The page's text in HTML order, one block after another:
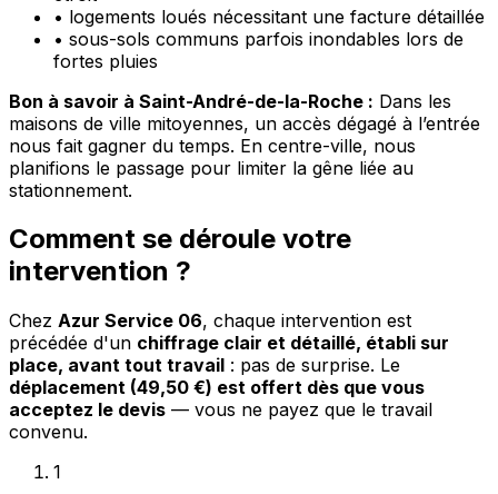
• logements loués nécessitant une facture détaillée
• sous-sols communs parfois inondables lors de
fortes pluies
Bon à savoir à Saint-André-de-la-Roche : Dans les
maisons de ville mitoyennes, un accès dégagé à l’entrée
nous fait gagner du temps. En centre-ville, nous
planifions le passage pour limiter la gêne liée au
stationnement.
Comment se déroule votre
intervention ?
Chez Azur Service 06, chaque intervention est
précédée d'un chiffrage clair et détaillé, établi sur
place, avant tout travail : pas de surprise. Le
déplacement (49,50 €) est offert dès que vous
acceptez le devis — vous ne payez que le travail
convenu.
1